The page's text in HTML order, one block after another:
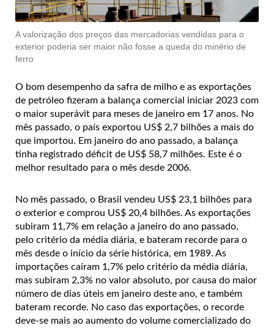
A valorização dos preços das mercadorias vendidas para o
exterior poderia ser maior não fosse a queda do minério de
ferro
O bom desempenho da safra de milho e as exportações
de petróleo fizeram a balança comercial iniciar 2023 com
o maior superávit para meses de janeiro em 17 anos. No
mês passado, o país exportou US$ 2,7 bilhões a mais do
que importou. Em janeiro do ano passado, a balança
tinha registrado déficit de US$ 58,7 milhões. Este é o
melhor resultado para o mês desde 2006.
No mês passado, o Brasil vendeu US$ 23,1 bilhões para
o exterior e comprou US$ 20,4 bilhões. As exportações
subiram 11,7% em relação a janeiro do ano passado,
pelo critério da média diária, e bateram recorde para o
mês desde o início da série histórica, em 1989. As
importações caíram 1,7% pelo critério da média diária,
mas subiram 2,3% no valor absoluto, por causa do maior
número de dias úteis em janeiro deste ano, e também
bateram recorde. No caso das exportações, o recorde
deve-se mais ao aumento do volume comercializado do